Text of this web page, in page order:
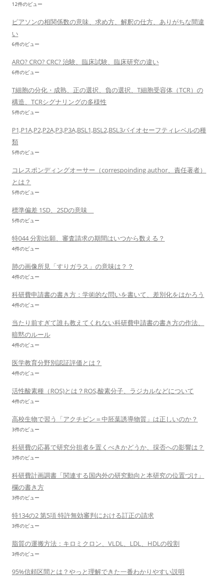
12件のビュー
ピアソンの相関係数の意味、求め方、解釈の仕方、ありがちな間違
い
6件のビュー
ARO? CRO? CRC? 治験、臨床試験、臨床研究の違い
6件のビュー
T細胞の分化・成熟、正の選択、負の選択、T細胞受容体（TCR）の
構造、TCRシグナリングの多様性
5件のビュー
P1,P1A,P2,P2A,P3,P3A,BSL1,BSL2,BSL3バイオセーフティレベルの種
類
5件のビュー
コレスポンディングオーサー（correspoinding author、責任著者）
とは？
5件のビュー
標準偏差 1SD、2SDの意味
5件のビュー
特044 分割出願、審査請求の期間はいつから数える？
4件のビュー
肺の画像所見「すりガラス」の意味は？？
4件のビュー
科研費申請書の書き方：学術的な問いを書いて、差別化をはかろう
4件のビュー
当たり前すぎて誰も教えてくれない科研費申請書の書き方の作法、
暗黙のルール
4件のビュー
医学教育分野別認証評価とは？
4件のビュー
活性酸素種（ROS)とは？ROS,酸素分子、ラジカルなどについて
4件のビュー
高校生物で習う「アクチビン＝中胚葉誘導物質」は正しいのか？
3件のビュー
科研費の応募で研究分担者を置くべきかどうか、採否への影響は？
3件のビュー
科研費計画調書「関連する国内外の研究動向と本研究の位置づけ」
欄の書き方
3件のビュー
特134の2 第5項 特許無効審判における訂正の請求
3件のビュー
脂質の運搬方法：キロミクロン、VLDL、LDL、HDLの役割
3件のビュー
95%信頼区間とは？やっと理解できた一番わかりやすい説明